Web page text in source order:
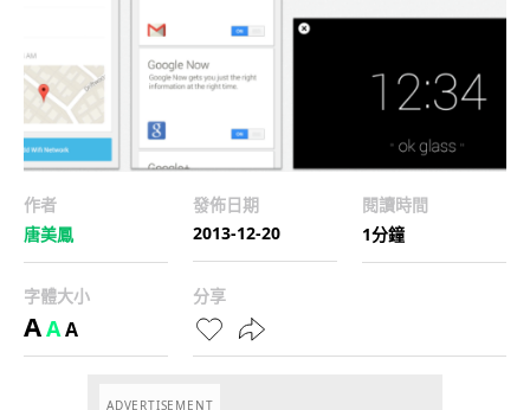
作者
唐美鳳
發佈日期
2013-12-20
閱讀時間
1分鐘
字體大小
AAA
分享
ADVERTISEMENT